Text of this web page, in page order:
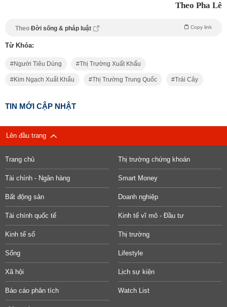
Theo Pha Lê
Theo Đời sống & pháp luật Copy link
Từ Khóa:
Người Tiêu Dùng Thị Trường Xuất Khẩu
Kim Ngạch Xuất Khẩu Thị Trường Trung Quốc Trái Cây
TIN MỚI CẬP NHẬT
Lên đầu trang
Trang chủ Thị trường chứng khoán
Tài chính - Ngân hàng Smart Money
Bất động sản Doanh nghiệp
Tài chính quốc tế Kinh tế vĩ mô - Đầu tư
Kinh tế số Thị trường
Sống Lifestyle
Xã hội Lịch sự kiện
Báo cáo phân tích Watch List